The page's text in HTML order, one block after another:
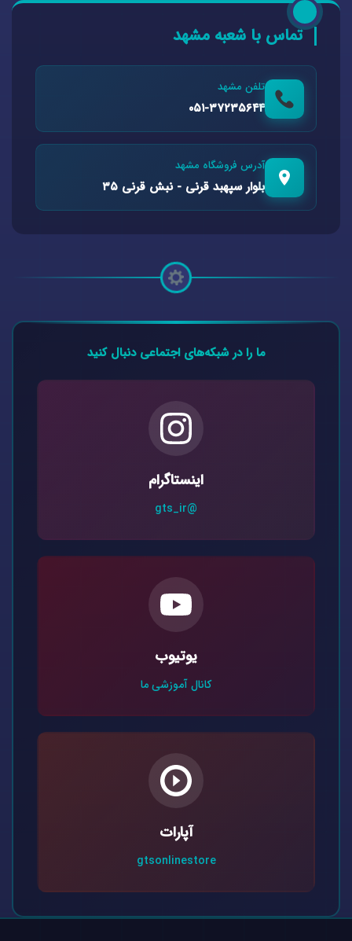
تماس با شعبه مشهد
تلفن مشهد
۰۵۱-۳۷۲۳۵۶۴۴
آدرس فروشگاه مشهد
بلوار سپهبد قرنی - نبش قرنی ۳۵
ما را در شبکه‌های اجتماعی دنبال کنید
اینستاگرام
@gts_ir
یوتیوب
کانال آموزشی ما
آپارات
gtsonlinestore